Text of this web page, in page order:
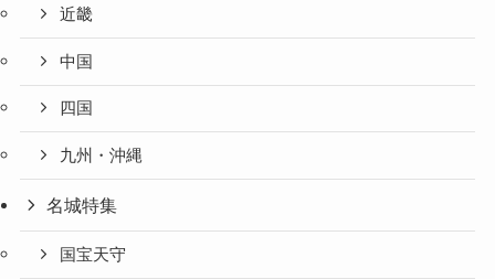
近畿
中国
四国
九州・沖縄
名城特集
国宝天守